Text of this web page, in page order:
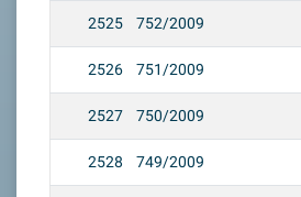
2525 752/2009
2526 751/2009
2527 750/2009
2528 749/2009